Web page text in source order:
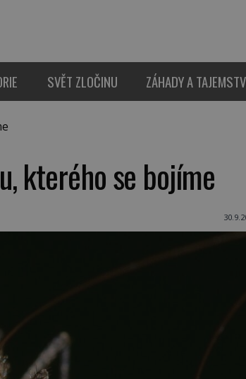
SVĚT ZLOČINU ZÁHADY A
kterého se bojíme